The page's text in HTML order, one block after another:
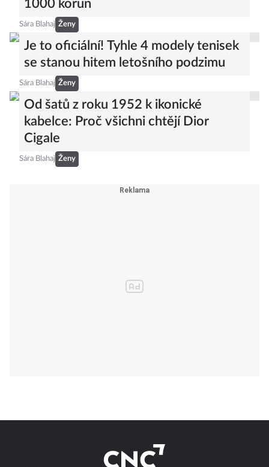
1000 korun
Sára Blahaj Ženy
Je to oficiální! Tyhle 4 modely tenisek
se stanou hitem letošního podzimu
Sára Blahaj Ženy
Od šatů z roku 1952 k ikonické
kabelce: Proč všichni chtějí Dior
Cigale
Sára Blahaj Ženy